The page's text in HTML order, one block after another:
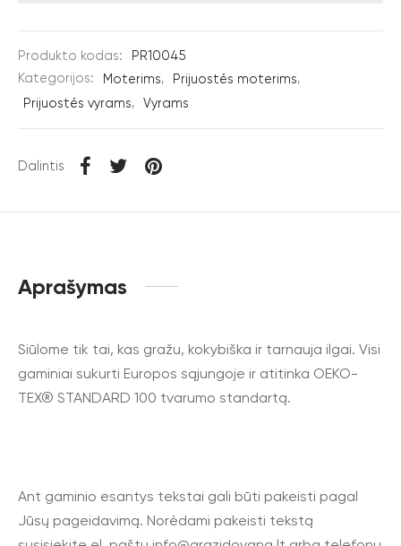
Produkto kodas:
PR10045
Kategorijos:
Moterims, Prijuostės moterims,
Prijuostės vyrams, Vyrams
Dalintis
Aprašymas
Siūlome tik tai, kas gražu, kokybiška ir tarnauja ilgai. Visi
gaminiai sukurti Europos sąjungoje ir atitinka OEKO-
TEX® STANDARD 100 tvarumo standartą.
Ant gaminio esantys tekstai gali būti pakeisti pagal
Jūsų pageidavimą. Norėdami pakeisti tekstą